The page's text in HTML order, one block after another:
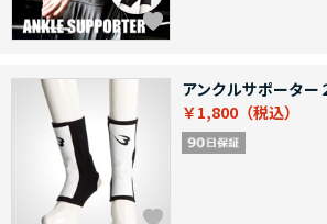
アンクルサポーター
￥1,800